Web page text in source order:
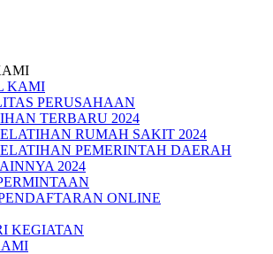
KAMI
PERUSAHAAN
TERBARU 2024
RUMAH SAKIT 2024
PEMERINTAH DAERAH
2024
ONLINE
KEGIATAN